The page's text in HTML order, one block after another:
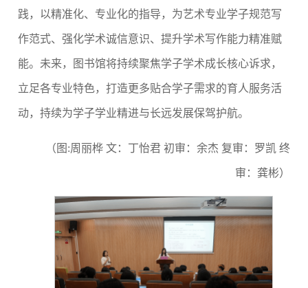
践，以精准化、专业化的指导，为艺术专业学子规范写
作范式、强化学术诚信意识、提升学术写作能力精准赋
能。未来，图书馆将持续聚焦学子学术成长核心诉求，
立足各专业特色，打造更多贴合学子需求的育人服务活
动，持续为学子学业精进与长远发展保驾护航。
（ 图 :周丽桦 文：丁怡君 初审：余杰 复审：罗凯 终
审：龚彬）